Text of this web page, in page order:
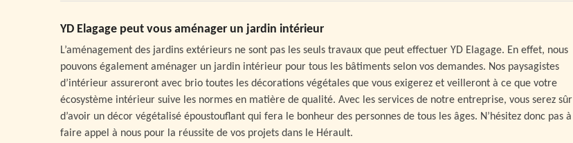
YD Elagage peut vous aménager un jardin intérieur
L’aménagement des jardins extérieurs ne sont pas les seuls travaux que peut effectuer YD Elagage. En effet, nous
pouvons également aménager un jardin intérieur pour tous les bâtiments selon vos demandes. Nos paysagistes
d’intérieur assureront avec brio toutes les décorations végétales que vous exigerez et veilleront à ce que votre
écosystème intérieur suive les normes en matière de qualité. Avec les services de notre entreprise, vous serez sûr
d’avoir un décor végétalisé époustouflant qui fera le bonheur des personnes de tous les âges. N’hésitez donc pas à
faire appel à nous pour la réussite de vos projets dans le Hérault.